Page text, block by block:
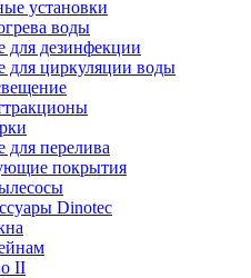
установки
воды
для дезинфекции
для циркуляции воды
для перелива
покрытия
Dinotec
II